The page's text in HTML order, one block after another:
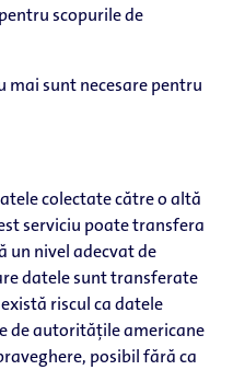
scopurile de
mai sunt necesare pentru
colectate către o altă
serviciu poate transfera
un nivel adecvat de
datele sunt transferate
riscul ca datele
de autoritățile americane
posibil fără ca